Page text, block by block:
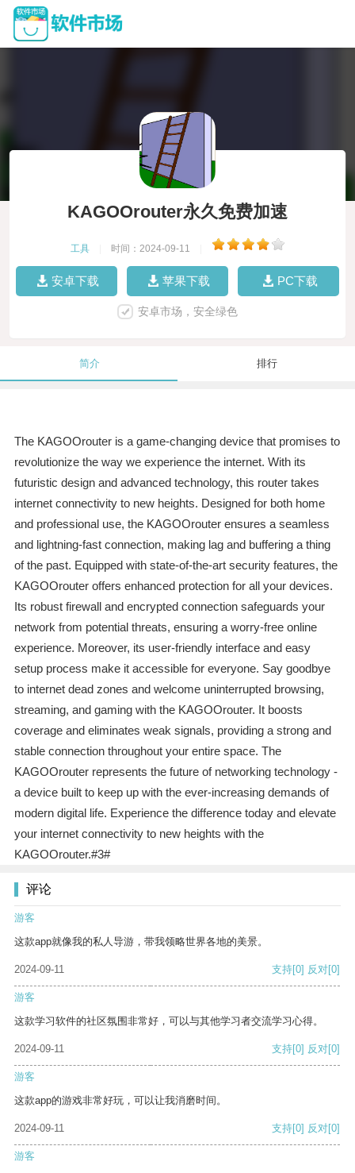
KAGOOrouter永久免费加速
工具 时间：2024-09-11
安卓下载 苹果下载 PC下载
安卓市场，安全绿色
简介 排行
The KAGOOrouter is a game-changing device that promises to
revolutionize the way we experience the internet. With its
futuristic design and advanced technology, this router takes
internet connectivity to new heights. Designed for both home
and professional use, the KAGOOrouter ensures a seamless
and lightning-fast connection, making lag and buffering a thing
of the past. Equipped with state-of-the-art security features, the
KAGOOrouter offers enhanced protection for all your devices.
Its robust firewall and encrypted connection safeguards your
network from potential threats, ensuring a worry-free online
experience. Moreover, its user-friendly interface and easy
setup process make it accessible for everyone. Say goodbye
to internet dead zones and welcome uninterrupted browsing,
streaming, and gaming with the KAGOOrouter. It boosts
coverage and eliminates weak signals, providing a strong and
stable connection throughout your entire space. The
KAGOOrouter represents the future of networking technology -
a device built to keep up with the ever-increasing demands of
modern digital life. Experience the difference today and elevate
your internet connectivity to new heights with the
KAGOOrouter.#3#
评论
游客
这款app就像我的私人导游，带我领略世界各地的美景。
2024-09-11 支持[0] 反对[0]
游客
这款学习软件的社区氛围非常好，可以与其他学习者交流学习心得。
2024-09-11 支持[0] 反对[0]
游客
这款app的游戏非常好玩，可以让我消磨时间。
2024-09-11 支持[0] 反对[0]
游客